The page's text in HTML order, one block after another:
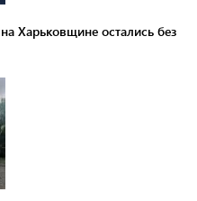
Харьковщине остались без